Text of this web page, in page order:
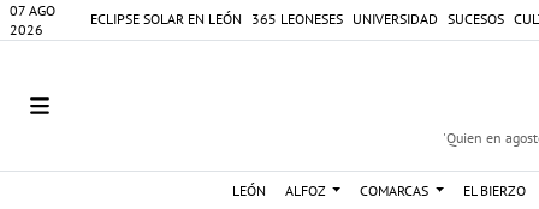
07 AGO
2026
ECLIPSE SOLAR EN LEÓN 365 LEONESES UNIVERSIDAD SUCESOS
'Quien en
LEÓN ALFOZ COMARCAS EL BIERZO